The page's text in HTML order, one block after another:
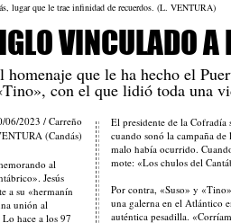
lugar que le trae infinidad de recuerdos. (L. VENTURA)
VINCULADO A
homenaje que le ha hecho el
con el que lidió toda una
06/2023 / Carreño
(Candás)
al
Jesús
a su «hermanín
unión al
hace a los 97
El presidente de la Cofradía
cuando sonó la campaña
malo había ocurrido.
mote: «Los chulos del
Por contra, «Suso» y
una galerna en el Atlántico
auténtica pesadilla.